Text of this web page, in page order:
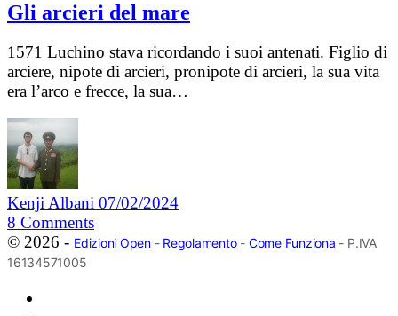
Gli arcieri del mare
1571 Luchino stava ricordando i suoi antenati. Figlio di
arciere, nipote di arcieri, pronipote di arcieri, la sua vita
era l’arco e frecce, la sua…
Kenji Albani 07/02/2024
8 Comments
© 2026 - Edizioni Open- Regolamento- Come Funziona - P.IVA
16134571005